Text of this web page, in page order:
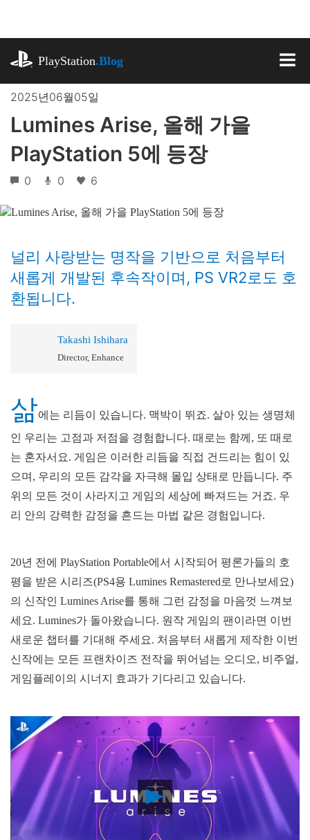
로
뛰
PlayStation.Blog
2025년06월05일
Lumines Arise, 올해 가을
PlayStation 5에 등장
0 0 6
널리 사랑받는 명작을 기반으로 처음부터
새롭게 개발된 후속작이며, PS VR2로도 호
환됩니다.
Takashi Ishihara
Director, Enhance
삶에는 리듬이 있습니다. 맥박이 뛰죠. 살아 있는 생명체
인 우리는 고점과 저점을 경험합니다. 때로는 함께, 또 때로
는 혼자서요. 게임은 이러한 리듬을 직접 건드리는 힘이 있
으며, 우리의 모든 감각을 자극해 몰입 상태로 만듭니다. 주
위의 모든 것이 사라지고 게임의 세상에 빠져드는 거죠. 우
리 안의 강력한 감정을 흔드는 마법 같은 경험입니다.
20년 전에 PlayStation Portable에서 시작되어 평론가들의 호
평을 받은 시리즈(PS4용 Lumines Remastered로 만나보세요)
의 신작인 Lumines Arise를 통해 그런 감정을 마음껏 느껴보
세요. Lumines가 돌아왔습니다. 원작 게임의 팬이라면 이번
새로운 챕터를 기대해 주세요. 처음부터 새롭게 제작한 이번
신작에는 모든 프랜차이즈 전작을 뛰어넘는 오디오, 비주얼,
게임플레이의 시너지 효과가 기다리고 있습니다.
Play
Video